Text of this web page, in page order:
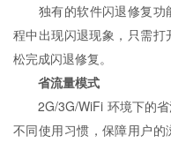
独有的软件闪退修复功
程中出现闪退现象，只需打
松完成闪退修复。
省流量模式
2G/3G/WiFi 环境下的省
不同使用习惯，保障用户